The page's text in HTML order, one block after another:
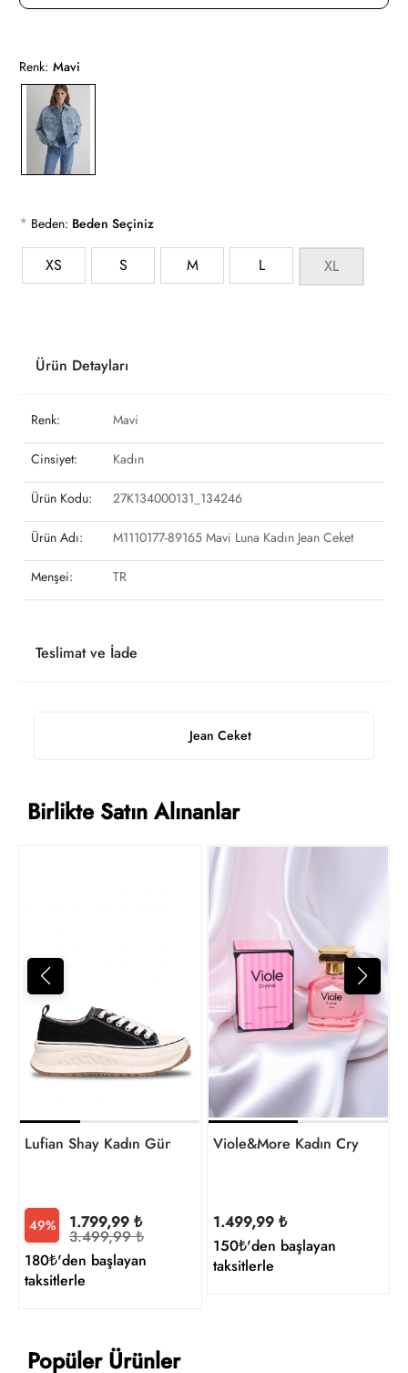
Renk: Mavi
* Beden: Beden Seçiniz
XS S M L XL
Jean Ceket
Ürün Detayları
Renk: Mavi
Cinsiyet: Kadın
Ürün Kodu: 27K134000131_134246
Ürün Adı: M1110177-89165 Mavi Luna Kadın Jean Ceket
Menşei: TR
Teslimat ve İade
Birlikte Satın Alınanlar
Lufian Shay Kadın Günlük Ayakkabı 121230092
49% 1.799,99 ₺
3.499,99 ₺
180₺'den başlayan
taksitlerle
Viole&More Kadın Crystal
1.499,99 ₺
150₺'den başlayan
taksitlerle
Popüler Ürünler